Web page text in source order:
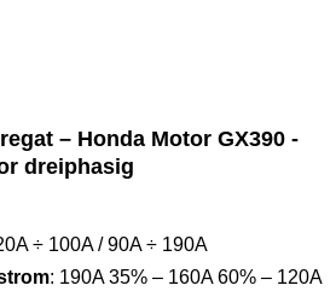
– Honda Motor GX390 -
dreiphasig
÷ 100A / 90A ÷ 190A
: 190A 35% – 160A 60% – 120A